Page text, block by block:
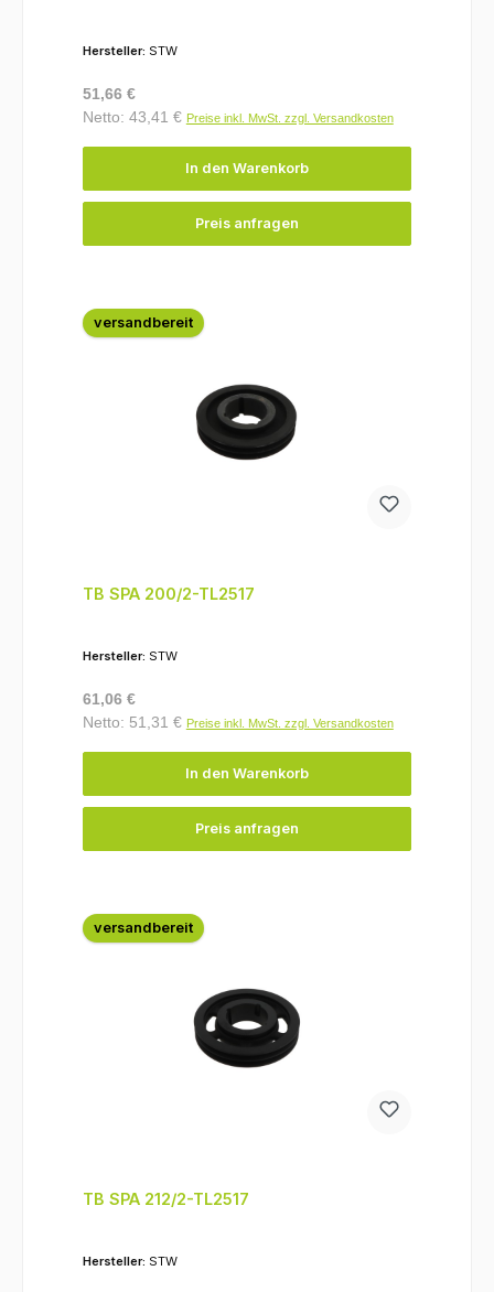
Hersteller: STW
Regulärer Preis:
51,66 €
Netto: 43,41 € Preise inkl. MwSt. zzgl. Versandkosten
In den Warenkorb
Preis anfragen
versandbereit
TB SPA 200/2-TL2517
Hersteller: STW
Regulärer Preis:
61,06 €
Netto: 51,31 € Preise inkl. MwSt. zzgl. Versandkosten
In den Warenkorb
Preis anfragen
versandbereit
TB SPA 212/2-TL2517
Hersteller: STW